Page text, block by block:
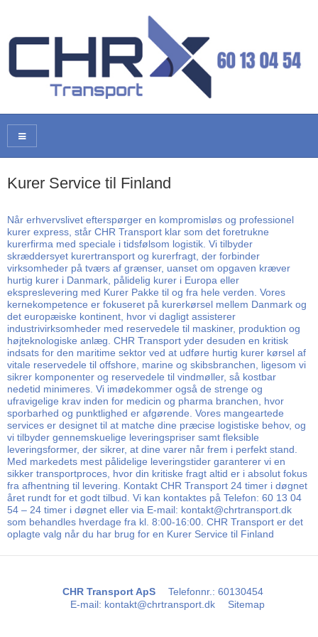
Kurer Service til Finland
Når erhvervslivet efterspørger en kompromisløs og professionel
kurer express, står CHR Transport klar som det foretrukne
kurerfirma med speciale i tidsfølsom logistik. Vi tilbyder
skræddersyet kurertransport og kurerfragt, der forbinder
virksomheder på tværs af grænser, uanset om opgaven kræver
hurtig kurer i Danmark, pålidelig kurer i Europa eller
ekspreslevering med Kurer Pakke til og fra hele verden. Vores
kernekompetence er fokuseret på kurerkørsel mellem Danmark og
det europæiske kontinent, hvor vi dagligt assisterer
industrivirksomheder med reservedele til maskiner, produktion og
højteknologiske anlæg. CHR Transport yder desuden en kritisk
indsats for den maritime sektor ved at udføre hurtig kurer kørsel af
vitale reservedele til offshore, marine og skibsbranchen, ligesom vi
sikrer komponenter og reservedele til vindmøller, så kostbar
nedetid minimeres. Vi imødekommer også de strenge og
ufravigelige krav inden for medicin og pharma branchen, hvor
sporbarhed og punktlighed er afgørende. Vores mangeartede
services er designet til at matche dine præcise logistiske behov, og
vi tilbyder gennemskuelige leveringspriser samt fleksible
leveringsformer, der sikrer, at dine varer når frem i perfekt stand.
Med markedets mest pålidelige leveringstider garanterer vi en
sikker transportproces, hvor din kritiske fragt altid er i absolut fokus
fra afhentning til levering. Kontakt CHR Transport 24 timer i døgnet
året rundt for et godt tilbud. Vi kan kontaktes på Telefon: 60 13 04
54 – 24 timer i døgnet eller via E-mail: kontakt@chrtransport.dk
som behandles hverdage fra kl. 8:00-16:00. CHR Transport er det
oplagte valg når du har brug for en Kurer Service til Finland
CHR Transport ApS Telefonnr.: 60130454
E-mail: kontakt@chrtransport.dk Sitemap